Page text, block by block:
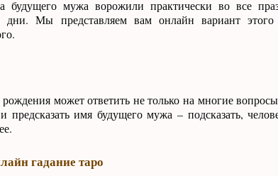
будущего мужа ворожили практически во все
дни. Мы представляем вам онлайн вариант этого
может ответить не только на многие
предсказать имя будущего мужа – подсказать,
гадание таро